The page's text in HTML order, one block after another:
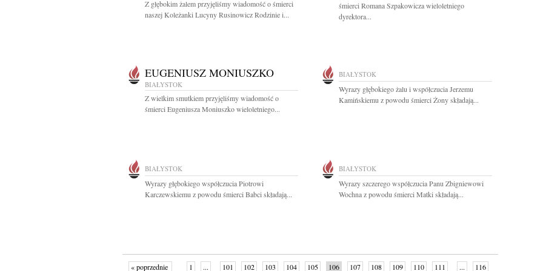
Z głębokim żalem przyjęliśmy wiadomość o śmierci
naszej Koleżanki Lucyny Rusinowicz Rodzinie i...
śmierci Romana Szpakowicza wieloletniego
dyrektora...
EUGENIUSZ MONIUSZKO
BIAŁYSTOK
Z wielkim smutkiem przyjęliśmy wiadomość o
śmierci Eugeniusza Moniuszko wieloletniego...
BIAŁYSTOK
Wyrazy głębokiego żalu i współczucia Jerzemu
Kamińskiemu z powodu śmierci Żony składają...
BIAŁYSTOK
Wyrazy głębokiego współczucia Piotrowi
Karczewskiemu z powodu śmierci Babci składają...
BIAŁYSTOK
Wyrazy szczerego współczucia Panu Zbigniewowi
Wochna z powodu śmierci Matki składają...
« poprzednie 1 ... 101 102 103 104 105 106 107 108 109 110 111 ... 116